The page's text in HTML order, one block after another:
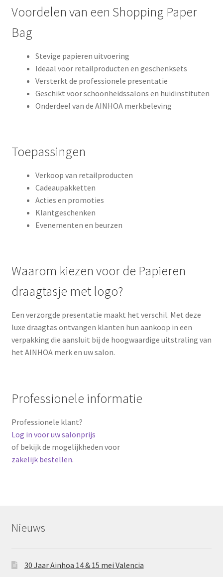
Voordelen van een Shopping Paper
Bag
Stevige papieren uitvoering
Ideaal voor retailproducten en geschenksets
Versterkt de professionele presentatie
Geschikt voor schoonheidssalons en huidinstituten
Onderdeel van de AINHOA merkbeleving
Toepassingen
Verkoop van retailproducten
Cadeaupakketten
Acties en promoties
Klantgeschenken
Evenementen en beurzen
Waarom kiezen voor de Papieren
draagtasje met logo?
Een verzorgde presentatie maakt het verschil. Met deze
luxe draagtas ontvangen klanten hun aankoop in een
verpakking die aansluit bij de hoogwaardige uitstraling van
het AINHOA merk en uw salon.
Professionele informatie
Professionele klant?
Log in voor uw salonprijs
of bekijk de mogelijkheden voor
zakelijk bestellen.
Nieuws
30 Jaar Ainhoa 14 & 15 mei Valencia